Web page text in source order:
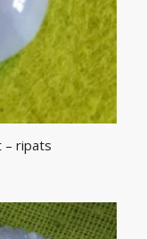
– ripats